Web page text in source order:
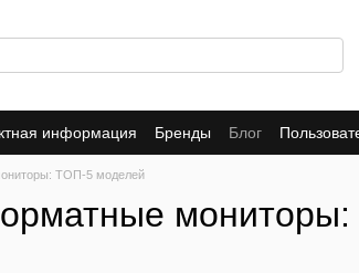
информация Бренды Блог
ТОП-5 моделей